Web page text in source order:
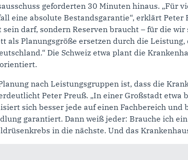
geforderten 30 Minuten hinaus. „Für
eine absolute Bestandsgarantie“, erklärt
darf, sondern Reserven braucht – für die
als Planungsgröße ersetzen durch die
Die Schweiz etwa plant die
nach Leistungsgruppen ist, dass die
Peter Preuß. „In einer Großstadt
sich besser jede auf einen Fachbereich
garantiert. Dann weiß jeder: Brauche ich
in die nächste. Und das